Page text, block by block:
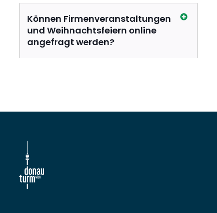
Können Firmenveranstaltungen
und Weihnachtsfeiern online
angefragt werden?